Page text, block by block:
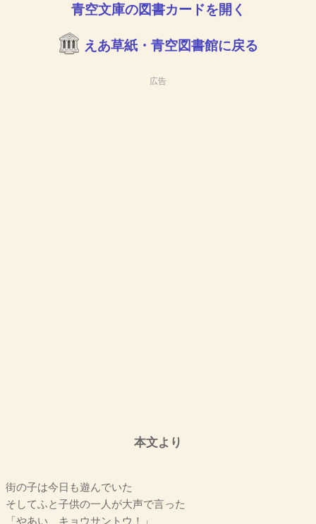
青空文庫の図書カードを開く
えあ草紙・青空図書館に戻る
広告
本文より
街の子は今日も遊んでいた
そしてふと子供の一人が大声で言った
「やあい キョウサントウ！」